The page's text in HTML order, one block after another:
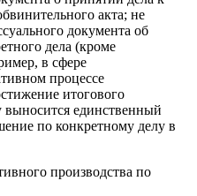
акта; не
документа об
дела (кроме
в сфере
процессе
итогового
выносится единственный
по конкретному делу в
производства по